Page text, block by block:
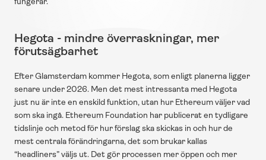
fungerar.
Hegota - mindre överraskningar, mer
förutsägbarhet
Efter Glamsterdam kommer Hegota, som enligt planerna ligger
senare under 2026. Men det mest intressanta med Hegota
just nu är inte en enskild funktion, utan hur Ethereum väljer vad
som ska ingå. Ethereum Foundation har publicerat en tydligare
tidslinje och metod för hur förslag ska skickas in och hur de
mest centrala förändringarna, det som brukar kallas
“headliners” väljs ut. Det gör processen mer öppen och mer